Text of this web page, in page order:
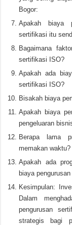
Bogor:
Apakah biaya
sertifikasi itu
Bagaimana
sertifikasi ISO?
Apakah ada
sertifikasi ISO?
Bisakah biaya
Apakah biaya
pengeluaran
Berapa lama
memakan waktu?
Apakah ada
biaya
Kesimpulan:
Dalam
pengurusan
strategis bagi